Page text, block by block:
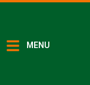
MENU